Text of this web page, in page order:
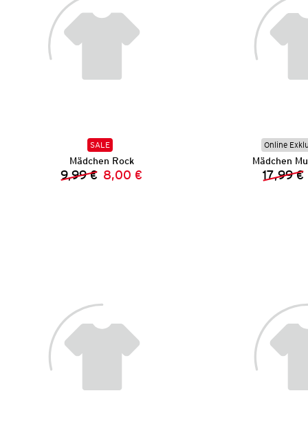
SALE
Mädchen Rock
Vorheriger Preis:
9,99 € Neuer Preis:
8,00 €
Online
Mädchen
17,99 €